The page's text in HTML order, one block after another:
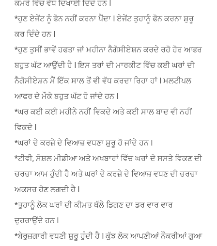
ਕਮਰੇ ਵਿੱਚ ਵੱਧ ਦਿਖਾਈ ਦਿੰਦੇ ਹਨ l
*ਹੁਣ ਏਜੇਂਟ ਨੂੰ ਫੋਨ ਨਹੀਂ ਕਰਨਾ ਪੈਂਦਾ l ਏਜੇਂਟ ਤੁਹਾਨੂੰ ਫੋਨ ਕਰਨਾ ਸ਼ੁਰੂ
ਕਰ ਦਿੰਦੇ ਹਨ l
*ਹੁਣ ਤੁਸੀਂ ਭਾਵੇਂ ਹਫਤਾ ਜਾਂ ਮਹੀਨਾ ਨੈਗੋਸੀਏਸ਼ਨ ਕਰਦੇ ਰਹੋ ਹੋਰ ਆਫਰ
ਬਹੁਤ ਘੱਟ ਆਉਂਦੀ ਹੈ l ਇਸ ਤਰਾਂ ਦੀ ਮਾਰਕੀਟ ਵਿੱਚ ਕਈ ਘਰਾਂ ਦੀ
ਨੈਗੋਸੀਏਸ਼ਨ ਮੈਂ ਇੱਕ ਸਾਲ ਤੋਂ ਵੀ ਵੱਧ ਕਰਦਾ ਰਿਹਾ ਹਾਂ l ਮਲਟੀਪਲ
ਆਫਰ ਦੇ ਮੌਕੇ ਬਹੁਤ ਘੱਟ ਹੋ ਜਾਂਦੇ ਹਨ l
*ਘਰ ਕਈ ਕਈ ਮਹੀਨੇ ਨਹੀਂ ਵਿਕਦੇ ਅਤੇ ਕਈ ਸਾਲ ਬਾਦ ਵੀ ਨਹੀਂ
ਵਿਕਦੇ l
*ਘਰਾਂ ਦੇ ਕਰਜ਼ੇ ਦੇ ਵਿਆਜ਼ ਵਧਣਾ ਸ਼ੁਰੂ ਹੋ ਜਾਂਦੇ ਹਨ l
*ਟੀਵੀ, ਸੋਸ਼ਲ ਮੀਡੀਆ ਅਤੇ ਅਖਬਾਰਾਂ ਵਿੱਚ ਘਰਾਂ ਦੇ ਸਸਤੇ ਵਿਕਣ ਦੀ
ਚਰਚਾ ਆਮ ਹੁੰਦੀ ਹੈ ਅਤੇ ਘਰਾਂ ਦੇ ਕਰਜ਼ੇ ਦੇ ਵਿਆਜ਼ ਵਧਣ ਦੀ ਚਰਚਾ
ਅਕਸਰ ਹੋਣ ਲਗਦੀ ਹੈ l
*ਤੁਹਾਨੂੰ ਲੋਕ ਘਰਾਂ ਦੀ ਕੀਮਤ ਥੱਲੇ ਡਿਗਣ ਦਾ ਡਰ ਵਾਰ ਵਾਰ
ਦੁਹਰਾਉਂਦੇ ਹਨ l
*ਬੇਰੁਜ਼ਗਾਰੀ ਵਧਣੀ ਸ਼ੁਰੂ ਹੁੰਦੀ ਹੈ l ਕੁੱਝ ਲੋਕ ਆਪਣੀਆਂ ਨੌਕਰੀਆਂ ਗੁਆ